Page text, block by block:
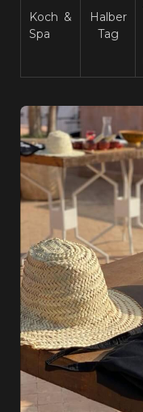
Koch &
Spa
Halber
Tag